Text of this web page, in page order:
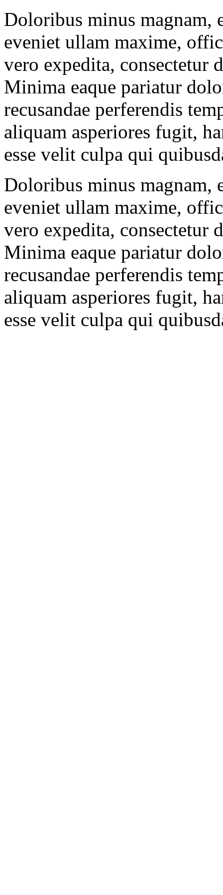
Doloribus minus magnam,
eveniet ullam maxime,
vero expedita, consectetur
Minima eaque pariatur
recusandae perferendis
aliquam asperiores fugit,
esse velit culpa qui
Doloribus minus magnam,
eveniet ullam maxime,
vero expedita, consectetur
Minima eaque pariatur
recusandae perferendis
aliquam asperiores fugit,
esse velit culpa qui